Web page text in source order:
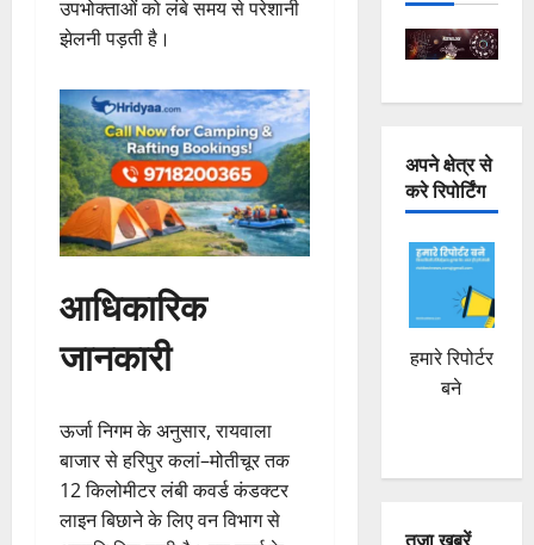
उपभोक्ताओं को लंबे समय से परेशानी
झेलनी पड़ती है।
आधिकारिक
जानकारी
ऊर्जा निगम के अनुसार, रायवाला
बाजार से हरिपुर कलां–मोतीचूर तक
12 किलोमीटर लंबी कवर्ड कंडक्टर
लाइन बिछाने के लिए वन विभाग से
अपने क्षेत्र से
करे रिपोर्टिंग
हमारे रिपोर्टर
बने
तजा खबरें